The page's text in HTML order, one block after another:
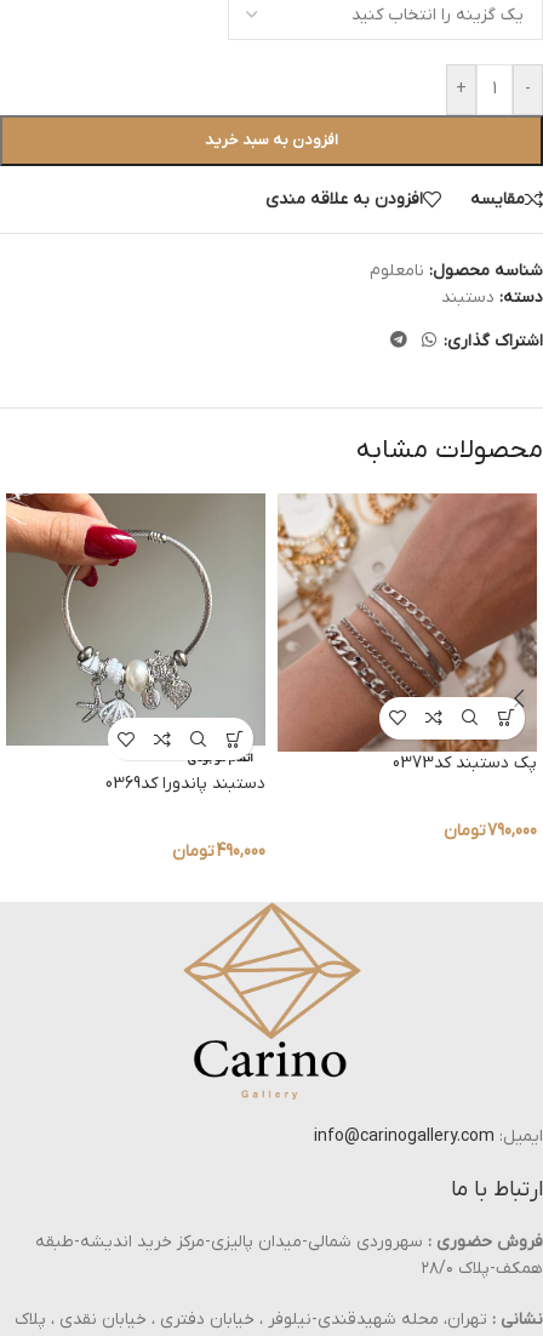
-
+
افزودن به سبد خرید
مقایسه افزودن به علاقه مندی
شناسه محصول: نامعلوم
دسته: دستبند
اشتراک گذاری:
محصولات مشابه
پک دستبند کد0373
790,000تومان
اتمام موجودی
دستبند پاندورا کد0369
490,000تومان
ایمیل: info@carinogallery.com
ارتباط با ما
فروش حضوری : سهروردی شمالی-میدان پالیزی-مرکز خرید اندیشه-طبقه
همکف-پلاک ۲۸/۰
نشانی : تهران، محله شهیدقندی-نیلوفر ، خیابان دفتری ، خیابان نقدی ، پلاک